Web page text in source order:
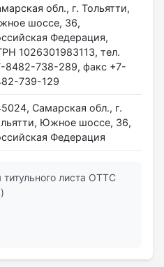
обл., г. Тольятти,
шоссе, 36,
Федерация,
1026301983113, тел.
8482-738-289, факс +7-
739-129
Самарская обл., г.
Южное шоссе, 36,
Федерация
титульного листа ОТТС